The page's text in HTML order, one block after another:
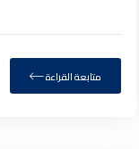
متابعة القراءة